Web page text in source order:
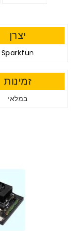
יצרן
Sparkfun
זמינות
במלאי